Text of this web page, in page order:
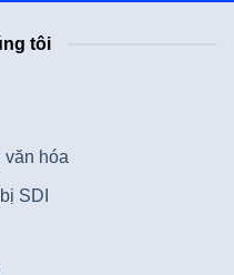
tôi
văn hóa
SDI